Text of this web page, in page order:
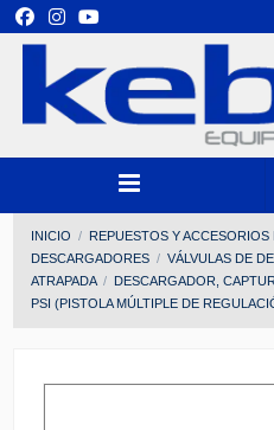
INICIO
REPUESTOS Y ACCESORIOS
DESCARGADORES
VÁLVULAS DE
ATRAPADA
DESCARGADOR,
PSI (PISTOLA MÚLTIPLE DE